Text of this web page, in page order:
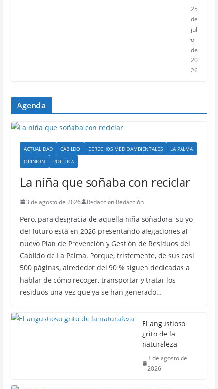
25
de
juli
o
de
20
26
Agenda
ACTUALIDAD CABILDO DERECHOS MEDIOAMBIENTALES
LA PALMA
OPINIÓN
POLÍTICA
La niña que soñaba con reciclar
3 de agosto de 2026 Redacción Redacción
Pero, para desgracia de aquella niña soñadora, su yo
del futuro está en 2026 presentando alegaciones al
nuevo Plan de Prevención y Gestión de Residuos del
Cabildo de La Palma. Porque, tristemente, de sus casi
500 páginas, alrededor del 90 % siguen dedicadas a
hablar de cómo recoger, transportar y tratar los
residuos una vez que ya se han generado…
El angustioso
grito de la
naturaleza
3 de agosto de
2026